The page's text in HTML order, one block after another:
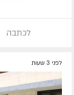
לכתבה
לפני 3 שעות